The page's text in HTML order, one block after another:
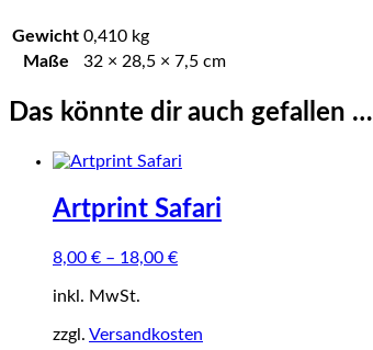
Gewicht 0,410 kg
Maße
32 × 28,5 × 7,5 cm
Das könnte dir auch gefallen …
Artprint Safari
8,00 € – 18,00 €
inkl. MwSt.
zzgl. Versandkosten